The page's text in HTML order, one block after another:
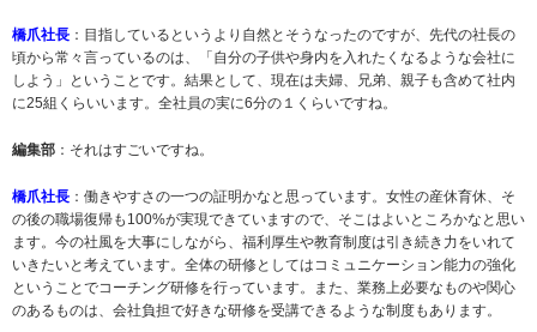
橋爪社長 ：目指しているというより自然とそうなったのですが、先代の社長の
頃から常々言っているのは、「自分の子供や身内を入れたくなるような会社に
しよう」ということです。結果として、現在は夫婦、兄弟、親子も含めて社内
に25組くらいいます。全社員の実に6分の１くらいですね。
編集部 ：それはすごいですね。
橋爪社長 ：働きやすさの一つの証明かなと思っています。女性の産休育休、そ
の後の職場復帰も100%が実現できていますので、そこはよいところかなと思い
ます。今の社風を大事にしながら、福利厚生や教育制度は引き続き力をいれて
いきたいと考えています。全体の研修としてはコミュニケーション能力の強化
ということでコーチング研修を行っています。また、業務上必要なものや関心
のあるものは、会社負担で好きな研修を受講できるような制度もあります。